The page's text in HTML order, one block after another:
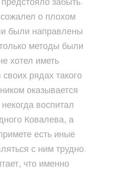
о плохом
были направлены
методы были
хотел иметь
рядах такого
оказывается
воспитал
Ковалева, а
есть иные
с ним трудно.
что именно